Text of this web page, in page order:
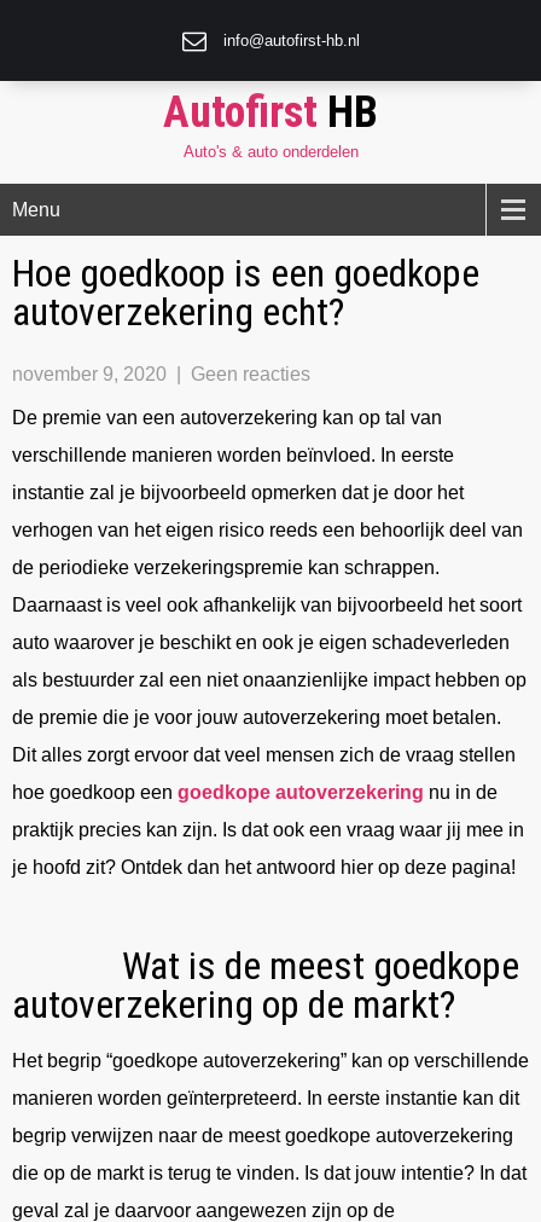
info@autofirst-hb.nl
Autofirst HB
Auto's & auto onderdelen
Menu
Hoe goedkoop is een goedkope
autoverzekering echt?
november 9, 2020 Geen reacties
De premie van een autoverzekering kan op tal van
verschillende manieren worden beïnvloed. In eerste
instantie zal je bijvoorbeeld opmerken dat je door het
verhogen van het eigen risico reeds een behoorlijk deel van
de periodieke verzekeringspremie kan schrappen.
Daarnaast is veel ook afhankelijk van bijvoorbeeld het soort
auto waarover je beschikt en ook je eigen schadeverleden
als bestuurder zal een niet onaanzienlijke impact hebben op
de premie die je voor jouw autoverzekering moet betalen.
Dit alles zorgt ervoor dat veel mensen zich de vraag stellen
hoe goedkoop een goedkope autoverzekering nu in de
praktijk precies kan zijn. Is dat ook een vraag waar jij mee in
je hoofd zit? Ontdek dan het antwoord hier op deze pagina!
Wat is de meest goedkope
autoverzekering op de markt?
Het begrip “goedkope autoverzekering” kan op verschillende
manieren worden geïnterpreteerd. In eerste instantie kan dit
begrip verwijzen naar de meest goedkope autoverzekering
die op de markt is terug te vinden. Is dat jouw intentie? In dat
geval zal je daarvoor aangewezen zijn op de